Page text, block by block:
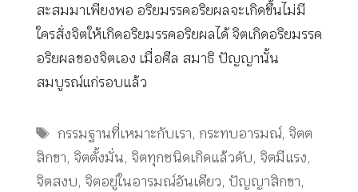
สะสมมาเพียงพอ อริยมรรคอริยผลจะเกิดขึ้นไม่มี
ใครสั่งจิตให้เกิดอริยมรรคอริยผลได้ จิตเกิดอริยมรรค
อริยผลของจิตเอง เมื่อศีล สมาธิ ปัญญานั้น
สมบูรณ์แก่รอบแล้ว
Tags
กรรมฐานที่เหมาะกับเรา, กระทบอารมณ์, จิตต
สิกขา, จิตตั้งมั่น, จิตทุกชนิดเกิดแล้วดับ, จิตมีแรง,
จิตสงบ, จิตอยู่ในอารมณ์อันเดียว, ปัญญาสิกขา,